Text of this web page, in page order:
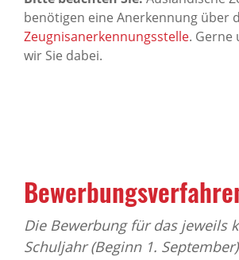
benötigen eine Anerkennung über
Zeugnisanerkennungsstelle. Gerne
wir Sie dabei.
Die Bewerbung für das jeweils
Schuljahr (Beginn 1.